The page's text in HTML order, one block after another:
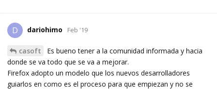
D dariohimo Feb '19
casoft
Es bueno tener a la comunidad informada y hacia
donde se va todo que se va a mejorar.
Firefox adopto un modelo que los nuevos desarrolladores
guiarlos en como es el proceso para que empiezan y no se